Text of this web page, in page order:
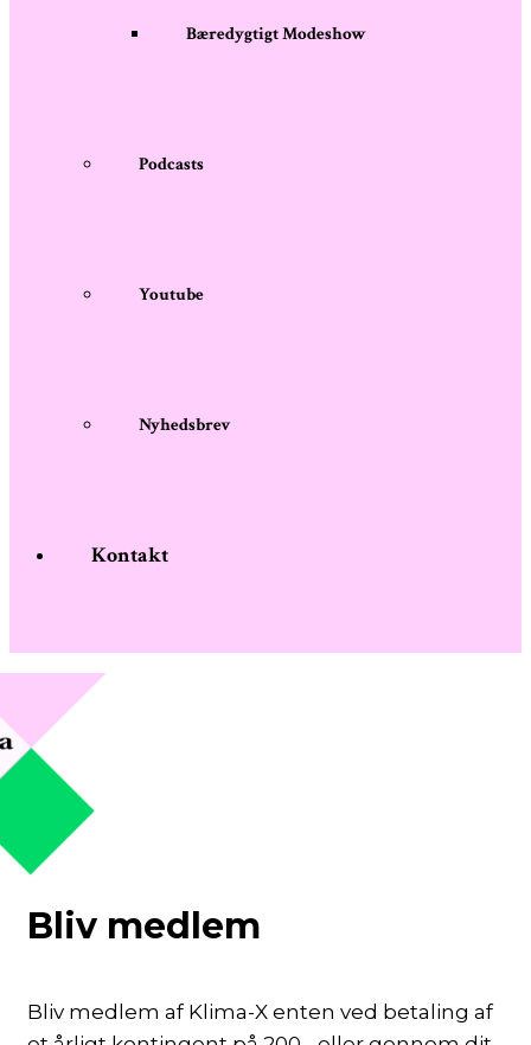
Bæredygtigt Modeshow
Podcasts
Youtube
Nyhedsbrev
Kontakt
Bliv medlem
Bliv medlem af Klima-X enten ved betaling af